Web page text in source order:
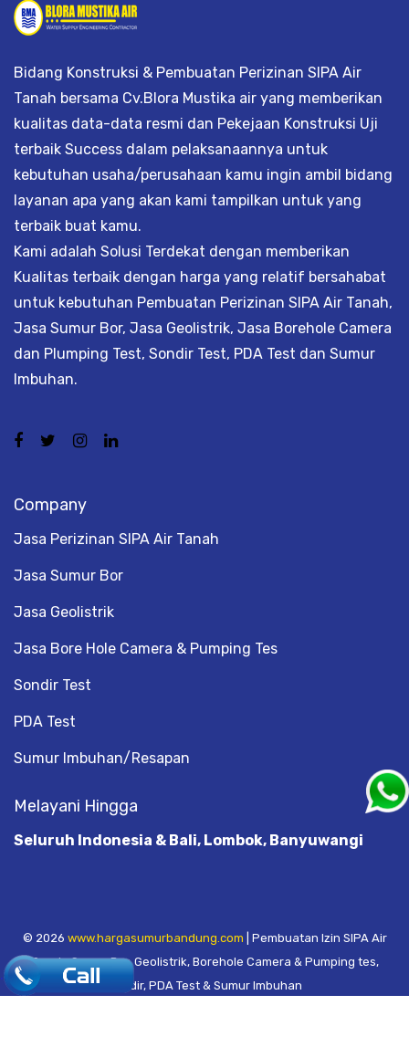
Bidang Konstruksi & Pembuatan Perizinan SIPA Air
Tanah bersama Cv.Blora Mustika air yang memberikan
kualitas data-data resmi dan Pekejaan Konstruksi Uji
terbaik Success dalam pelaksanaannya untuk
kebutuhan usaha/perusahaan kamu ingin ambil bidang
layanan apa yang akan kami tampilkan untuk yang
terbaik buat kamu.
Kami adalah Solusi Terdekat dengan memberikan
Kualitas terbaik dengan harga yang relatif bersahabat
untuk kebutuhan Pembuatan Perizinan SIPA Air Tanah,
Jasa Sumur Bor, Jasa Geolistrik, Jasa Borehole Camera
dan Plumping Test, Sondir Test, PDA Test dan Sumur
Imbuhan.
Company
Jasa Perizinan SIPA Air Tanah
Jasa Sumur Bor
Jasa Geolistrik
Jasa Bore Hole Camera & Pumping Tes
Sondir Test
PDA Test
Sumur Imbuhan/Resapan
Melayani Hingga
Seluruh Indonesia & Bali, Lombok, Banyuwangi
© 2026 www.hargasumurbandung.com | Pembuatan Izin SIPA Air
Tanah, Sumur Bor, Geolistrik, Borehole Camera & Pumping tes,
Sondir, PDA Test & Sumur Imbuhan
.